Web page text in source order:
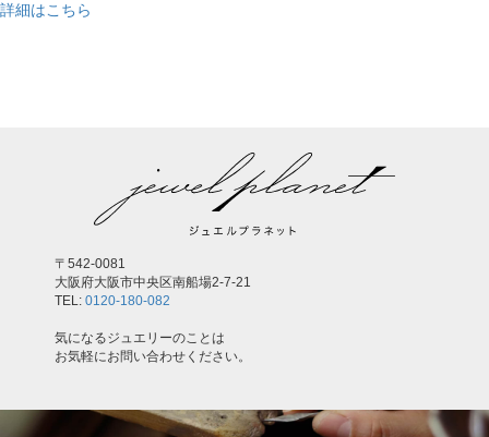
詳細はこちら
〒542-0081
大阪府大阪市中央区南船場2-7-21
TEL: 0120-180-082
気になるジュエリーのことは
お気軽にお問い合わせください。